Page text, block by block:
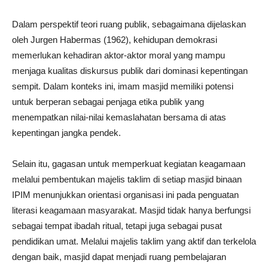
Dalam perspektif teori ruang publik, sebagaimana dijelaskan
oleh Jurgen Habermas (1962), kehidupan demokrasi
memerlukan kehadiran aktor-aktor moral yang mampu
menjaga kualitas diskursus publik dari dominasi kepentingan
sempit. Dalam konteks ini, imam masjid memiliki potensi
untuk berperan sebagai penjaga etika publik yang
menempatkan nilai-nilai kemaslahatan bersama di atas
kepentingan jangka pendek.
Selain itu, gagasan untuk memperkuat kegiatan keagamaan
melalui pembentukan majelis taklim di setiap masjid binaan
IPIM menunjukkan orientasi organisasi ini pada penguatan
literasi keagamaan masyarakat. Masjid tidak hanya berfungsi
sebagai tempat ibadah ritual, tetapi juga sebagai pusat
pendidikan umat. Melalui majelis taklim yang aktif dan terkelola
dengan baik, masjid dapat menjadi ruang pembelajaran